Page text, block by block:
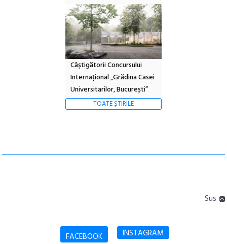
Câștigătorii Concursului
Internațional „Grădina Casei
Universitarilor, București”
TOATE ȘTIRILE
Sus
FACEBOOK INSTAGRAM